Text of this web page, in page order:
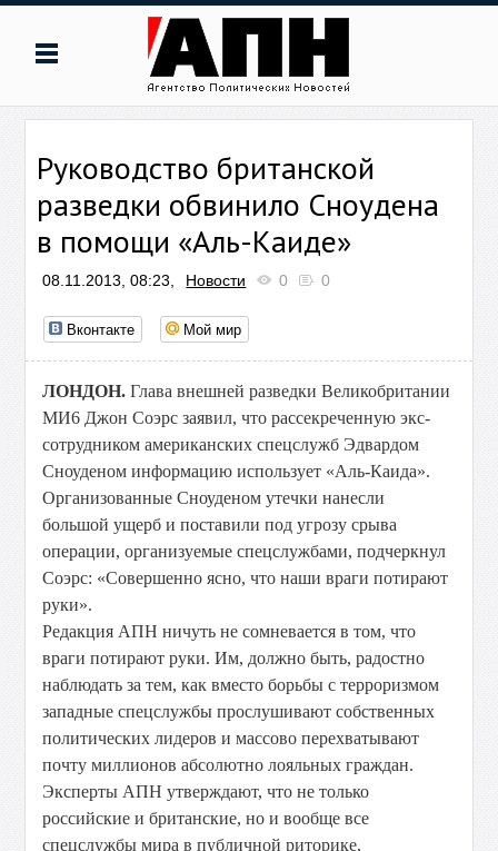
Руководство британской
разведки обвинило Сноудена
в помощи «Аль-Каиде»
08.11.2013, 08:23, Новости 0 0
Вконтакте Мой мир
ЛОНДОН. Глава внешней разведки Великобритании
МИ6 Джон Соэрс заявил, что рассекреченную экс-
сотрудником американских спецслужб Эдвардом
Сноуденом информацию использует «Аль-Каида».
Организованные Сноуденом утечки нанесли
большой ущерб и поставили под угрозу срыва
операции, организуемые спецслужбами, подчеркнул
Соэрс: «Совершенно ясно, что наши враги потирают
руки».
Редакция АПН ничуть не сомневается в том, что
враги потирают руки. Им, должно быть, радостно
наблюдать за тем, как вместо борьбы с терроризмом
западные спецслужбы прослушивают собственных
политических лидеров и массово перехватывают
почту миллионов абсолютно лояльных граждан.
Эксперты АПН утверждают, что не только
российские и британские, но и вообще все
спецслужбы мира в публичной риторике,